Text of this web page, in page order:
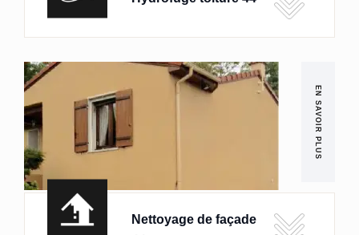
EN SAVOIR PLUS
Nettoyage de façade